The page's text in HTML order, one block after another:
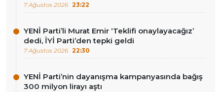
7 Ağustos 2026 23:22
YENİ Parti’li Murat Emir ‘Teklifi onaylayacağız’
dedi, İYİ Parti’den tepki geldi
7 Ağustos 2026 22:30
YENİ Parti’nin dayanışma kampanyasında bağış
300 milyon lirayı aştı